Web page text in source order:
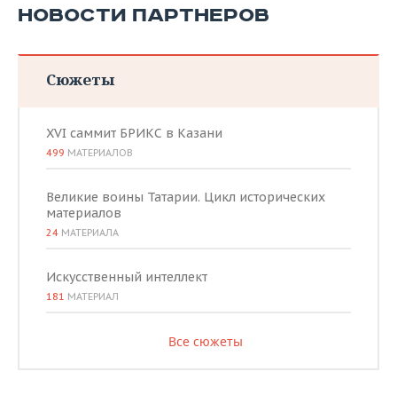
НОВОСТИ ПАРТНЕРОВ
Сюжеты
XVI саммит БРИКС в Казани
499 МАТЕРИАЛОВ
Великие воины Татарии. Цикл исторических
материалов
24 МАТЕРИАЛА
Искусственный интеллект
181 МАТЕРИАЛ
Все сюжеты